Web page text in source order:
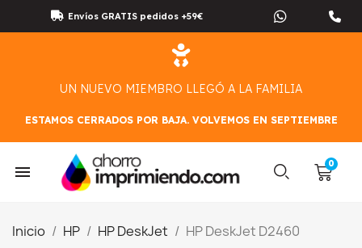
Envíos GRATIS pedidos +59€
UN NUEVO MIEMBRO LLEGÓ A LA FAMILIA
ESTAMOS CERRADOS POR BAJA. VOLVEMOS EN SEPTIEMBRE
Inicio HP HP DeskJet HP DeskJet D2460